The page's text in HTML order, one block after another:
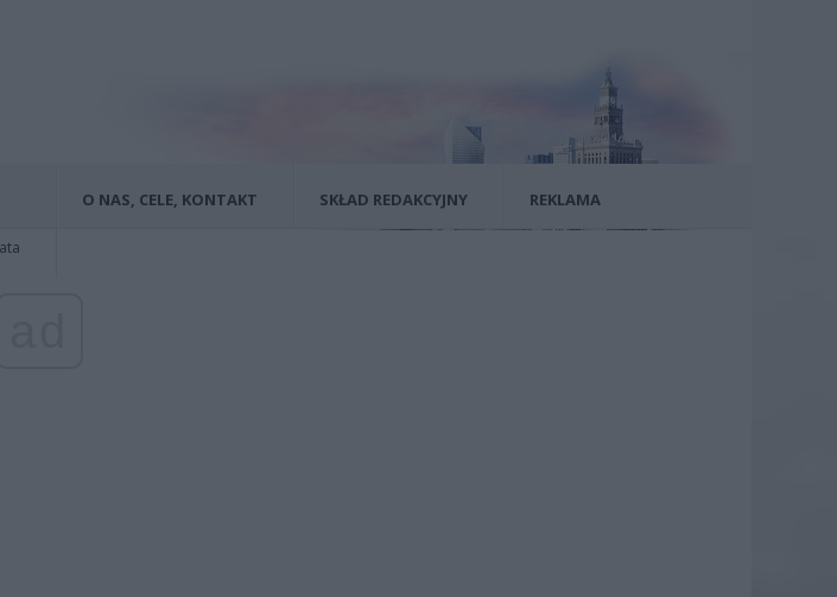
O NAS, CELE, KONTAKT SKŁAD REDAKCYJNY REKLAMA